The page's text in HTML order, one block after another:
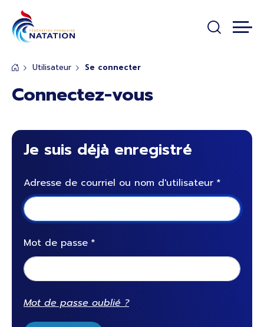
Utilisateur Se connecter
Connectez-vous
Je suis déjà enregistré
Adresse de courriel ou nom d'utilisateur
Mot de passe
Mot de passe oublié ?
Panneau de gestion des cookies